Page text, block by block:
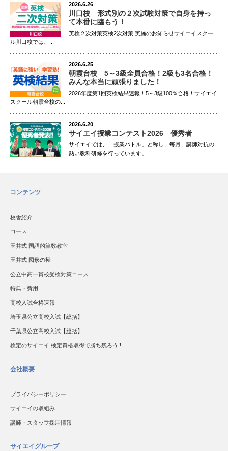
2026.6.26
川口校 形式別の２次試験対策で自身を持っ
て本番に臨もう！
英検２次対策英検2次対策 実施のお知らせサイエイスクー
ル川口校では、...
2026.6.25
朝霞台校 5～3級全員合格！2級も3名合格！
みんな本当に頑張りました！
2026年度第1回英検結果速報！5～3級100％合格！サイエイ
スクール朝霞台校の...
2026.6.20
サイエイ授業コンテスト2026 優秀者
サイエイでは、「授業バトル」と称し、毎月、講師対抗の
熱い教科研修を行っています。
コンテンツ
校舎紹介
コース
玉井式 国語的算数教室
玉井式 図形の極
公立中高一貫校受検対策コース
特典・費用
高校入試合格速報
埼玉県公立高校入試【総括】
千葉県公立高校入試【総括】
検定のサイエイ 検定資格取得で勝ち残ろう!!
会社概要
プライバシーポリシー
サイエイの取組み
講師・スタッフ採用情報
サイエイグループ